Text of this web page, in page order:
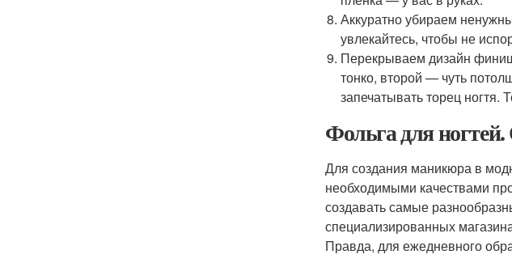
Аккуратно убираем
увлекайтесь, чтобы не
Перекрываем дизайн
тонко, второй — чуть
запечатывать торец ногтя.
Фольга для
Для создания маникюра в
необходимыми качествами
создавать самые
специализированных
Правда, для ежедневного